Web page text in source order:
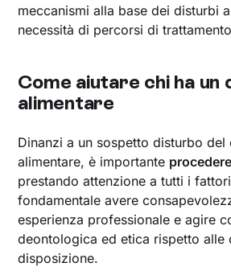
meccanismi alla base dei disturbi
necessità di percorsi di
Come aiutare chi ha un
alimentare
Dinanzi a un sospetto disturbo del
alimentare, è importante
prestando attenzione a tutti i
fondamentale avere
esperienza professionale e agire
deontologica ed etica rispetto alle
disposizione.